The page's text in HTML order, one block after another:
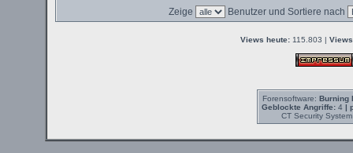
Zeige Benutzer und Sortiere nach
Views heute:115.803 |
Forensoftware: Burning
Geblockte Angriffe:4 |
CT Security